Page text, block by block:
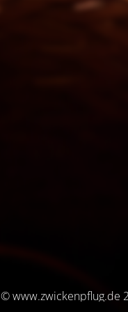
© www.zwickenpflug.de